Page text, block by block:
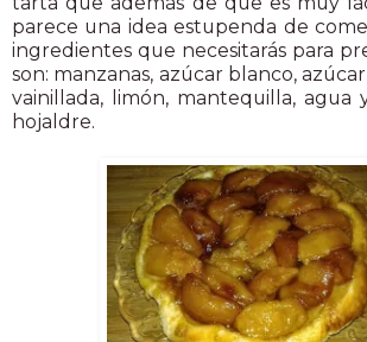
parece una idea estupenda de
ingredientes que necesitarás para
son: manzanas, azúcar blanco,
vainillada, limón, mantequilla, agua
hojaldre.